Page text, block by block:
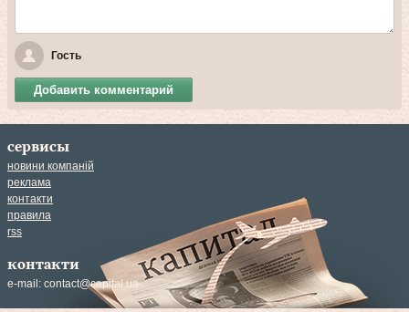
Гость
Добавить комментарий
сервисы
новини компаній
реклама
контакти
правила
rss
контакти
e-mail: contact@capital.ua